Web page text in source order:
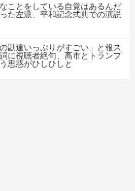
ことをしている自覚はあるんだ
た左派、平和記念式典での演説
勘違いっぷりがすごい」と報ス
に視聴者絶句、高市とトランプ
思惑がひしひしと